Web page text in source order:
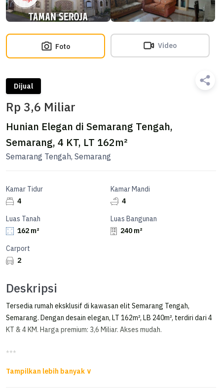
Foto Video
Dijual
Rp 3,6 Miliar
Hunian Elegan di Semarang Tengah,
Semarang, 4 KT, LT 162m²
Semarang Tengah, Semarang
Kamar Tidur
4
Kamar Mandi
4
Luas Tanah
162 m²
Luas Bangunan
240 m²
Carport
2
Deskripsi
Tersedia rumah eksklusif di kawasan elit Semarang Tengah,
Semarang. Dengan desain elegan, LT 162m², LB 240m², terdiri dari 4
KT & 4 KM. Harga premium: 3,6 Miliar. Akses mudah.
***